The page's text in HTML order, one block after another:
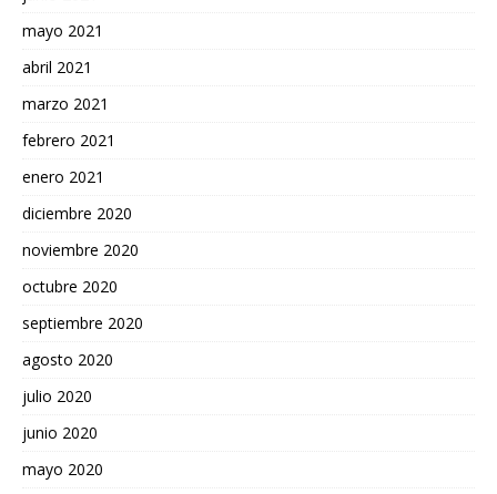
mayo 2021
abril 2021
marzo 2021
febrero 2021
enero 2021
diciembre 2020
noviembre 2020
octubre 2020
septiembre 2020
agosto 2020
julio 2020
junio 2020
mayo 2020